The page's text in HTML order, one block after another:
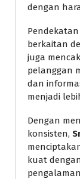
dengan
berkaitan
juga
pelanggan
dan
menjadi
Dengan
konsisten,
kuat